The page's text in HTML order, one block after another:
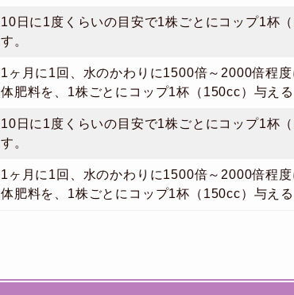
10日に1度くらいの目安で1株ごとにコップ1杯
す。
1ヶ月に1回、水のかわりに1500倍～2000倍程
体肥料を、1株ごとにコップ1杯（150cc）与え
10日に1度くらいの目安で1株ごとにコップ1杯
す。
1ヶ月に1回、水のかわりに1500倍～2000倍程
体肥料を、1株ごとにコップ1杯（150cc）与え